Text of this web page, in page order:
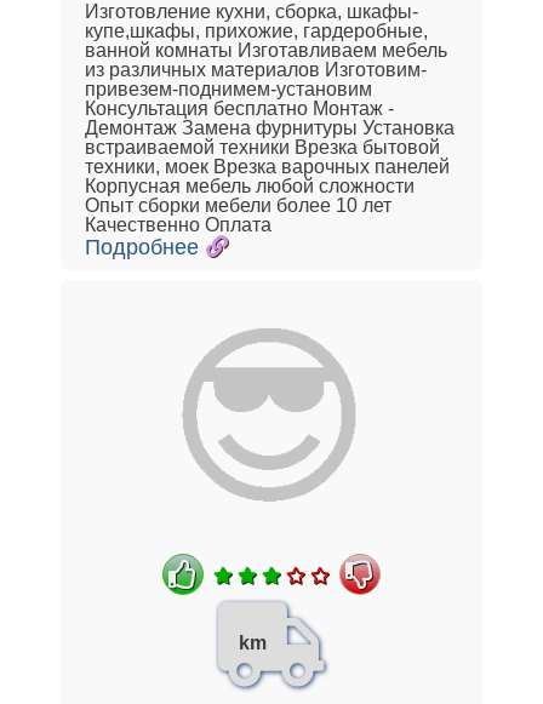
Изготовление кухни, сборка, шкафы-
купе,шкафы, прихожие, гардеробные,
ванной комнаты Изготавливаем мебель
из различных материалов Изготовим-
привезем-поднимем-установим
Консультация бесплатно Монтаж -
Демонтаж Замена фурнитуры Установка
встраиваемой техники Врезка бытовой
техники, моек Врезка варочных панелей
Корпусная мебель любой сложности
Опыт сборки мебели более 10 лет
Качественно Оплата
Подробнее
km